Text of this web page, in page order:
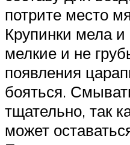
потрите место
Крупинки мела
мелкие и не
появления
бояться.
тщательно, так
может